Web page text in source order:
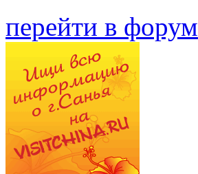
перейти в форум